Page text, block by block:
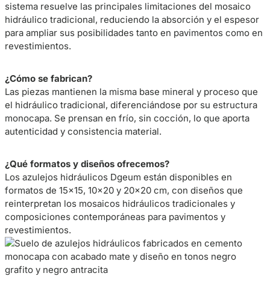
sistema resuelve las principales limitaciones del mosaico
hidráulico tradicional, reduciendo la absorción y el espesor
para ampliar sus posibilidades tanto en pavimentos como en
revestimientos.
¿Cómo se fabrican?
Las piezas mantienen la misma base mineral y proceso que
el hidráulico tradicional, diferenciándose por su estructura
monocapa. Se prensan en frío, sin cocción, lo que aporta
autenticidad y consistencia material.
¿Qué formatos y diseños ofrecemos?
Los azulejos hidráulicos Dgeum están disponibles en
formatos de 15×15, 10×20 y 20×20 cm, con diseños que
reinterpretan los mosaicos hidráulicos tradicionales y
composiciones contemporáneas para pavimentos y
revestimientos.